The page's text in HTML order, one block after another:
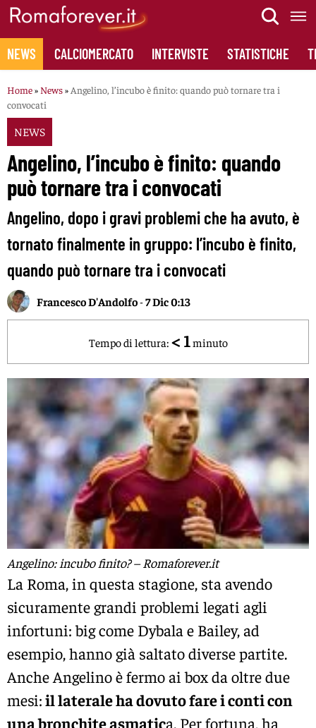
Skip
content
NEWS CALCIOMERCATO INTERVISTE STATISTICHE
Home» News» Angelino, l’incubo è finito: quando può tornare tra i
convocati
NEWS
Angelino, l’incubo è finito: quando
può tornare tra i convocati
Angelino, dopo i gravi problemi che ha avuto, è
tornato finalmente in gruppo: l’incubo è finito,
quando può tornare tra i convocati
Francesco D'Andolfo-7 Dic 0:13
Tempo di lettura: < 1 minuto
Angelino: incubo finito? – Romaforever.it
La Roma, in questa stagione, sta avendo
sicuramente grandi problemi legati agli
infortuni: big come Dybala e Bailey, ad
esempio, hanno già saltato diverse partite.
Anche Angelino è fermo ai box da oltre due
mesi:il laterale ha dovuto fare i conti con
una bronchite asmatica. Per fortuna, ha